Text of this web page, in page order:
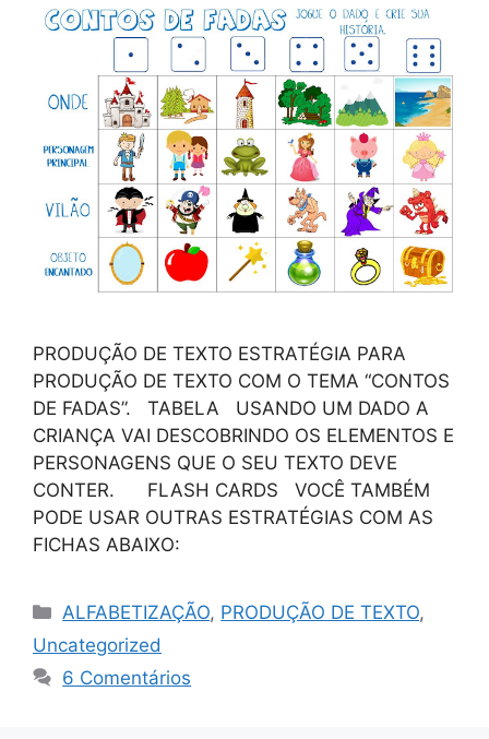
PRODUÇÃO DE TEXTO ESTRATÉGIA PARA
PRODUÇÃO DE TEXTO COM O TEMA “CONTOS
DE FADAS”. TABELA USANDO UM DADO A
CRIANÇA VAI DESCOBRINDO OS ELEMENTOS E
PERSONAGENS QUE O SEU TEXTO DEVE
CONTER. FLASH CARDS VOCÊ TAMBÉM
PODE USAR OUTRAS ESTRATÉGIAS COM AS
FICHAS ABAIXO:
ALFABETIZAÇÃO, PRODUÇÃO DE TEXTO,
Uncategorized
6 Comentários